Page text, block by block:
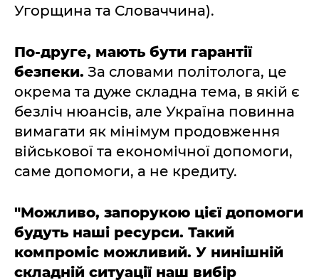
Угорщина та Словаччина).
По-друге, мають бути гарантії
безпеки. За словами політолога, це
окрема та дуже складна тема, в якій є
безліч нюансів, але Україна повинна
вимагати як мінімум продовження
військової та економічної допомоги,
саме допомоги, а не кредиту.
"Можливо, запорукою цієї допомоги
будуть наші ресурси. Такий
компроміс можливий. У нинішній
складній ситуації наш вибір